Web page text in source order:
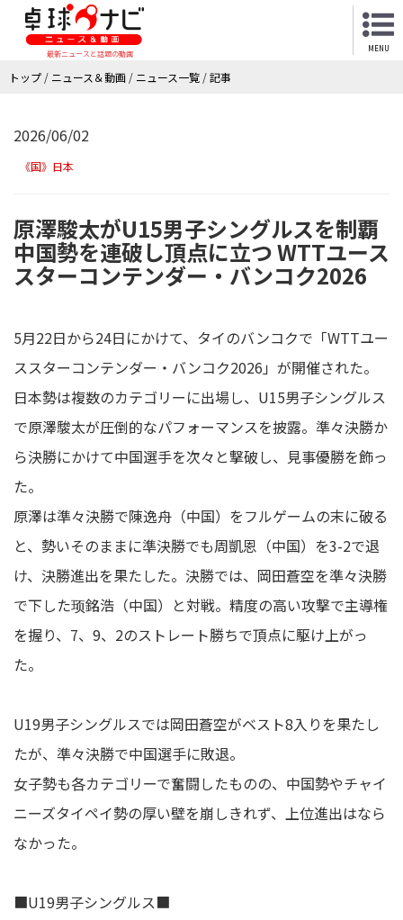
最新ニュースと話題の動画
MENU
トップ / ニュース＆動画 / ニュース一覧 /記事
2026/06/02
《国》日本
原澤駿太がU15男子シングルスを制覇
中国勢を連破し頂点に立つ WTTユース
スターコンテンダー・バンコク2026
5月22日から24日にかけて、タイのバンコクで「WTTユー
ススターコンテンダー・バンコク2026」が開催された。
日本勢は複数のカテゴリーに出場し、U15男子シングルス
で原澤駿太が圧倒的なパフォーマンスを披露。準々決勝か
ら決勝にかけて中国選手を次々と撃破し、見事優勝を飾っ
た。
原澤は準々決勝で陳逸舟（中国）をフルゲームの末に破る
と、勢いそのままに準決勝でも周凱恩（中国）を3-2で退
け、決勝進出を果たした。決勝では、岡田蒼空を準々決勝
で下した顼銘浩（中国）と対戦。精度の高い攻撃で主導権
を握り、7、9、2のストレート勝ちで頂点に駆け上がっ
た。
U19男子シングルスでは岡田蒼空がベスト8入りを果たし
たが、準々決勝で中国選手に敗退。
女子勢も各カテゴリーで奮闘したものの、中国勢やチャイ
ニーズタイペイ勢の厚い壁を崩しきれず、上位進出はなら
なかった。
■U19男子シングルス■